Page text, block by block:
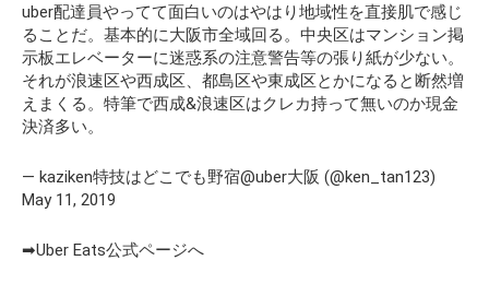
uber配達員やってて面白いのはやはり地域性を直接肌で感じ
ることだ。基本的に大阪市全域回る。中央区はマンション掲
示板エレベーターに迷惑系の注意警告等の張り紙が少ない。
それが浪速区や西成区、都島区や東成区とかになると断然増
えまくる。特筆で西成&浪速区はクレカ持って無いのか現金
決済多い。
— kaziken特技はどこでも野宿@uber大阪 (@ken_tan123)
May 11, 2019
➡Uber Eats公式ページへ